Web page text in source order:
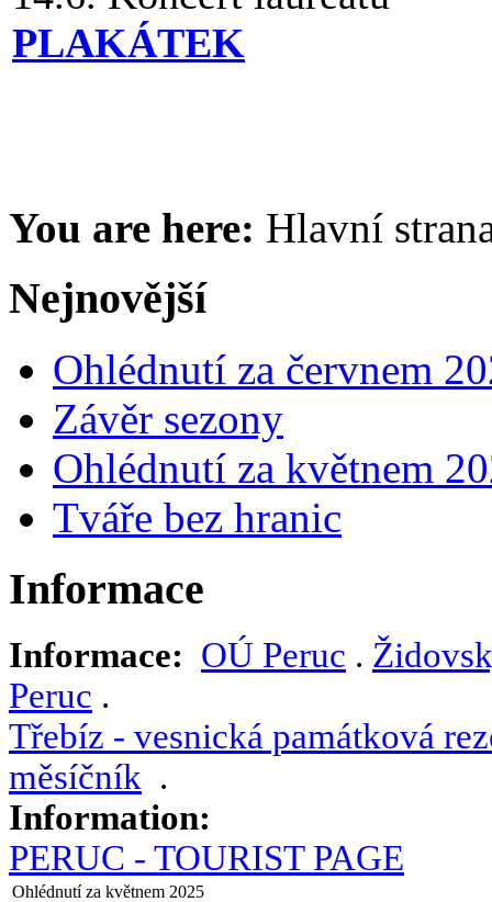
PLAKÁTEK
You are here: Hlavní
Nejnovější
Ohlédnutí za červnem
Závěr sezony
Ohlédnutí za květnem
Tváře bez hranic
Informace
Informace: OÚ Peruc .
Peruc .
Třebíz - vesnická památková
měsíčník .
Information:
PERUC - TOURIST PAGE
Ohlédnutí za květnem 2025